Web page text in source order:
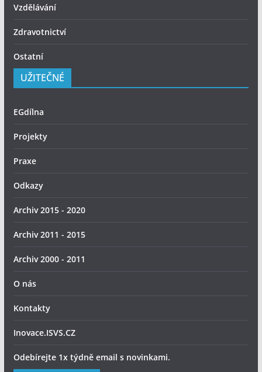
Vzdělávání
Zdravotnictví
Ostatní
UŽITEČNÉ
EGdílna
Projekty
Praxe
Odkazy
Archiv 2015 - 2020
Archiv 2011 - 2015
Archiv 2000 - 2011
O nás
Kontakty
Inovace.ISVS.CZ
Odebírejte 1x týdně email s novinkami.